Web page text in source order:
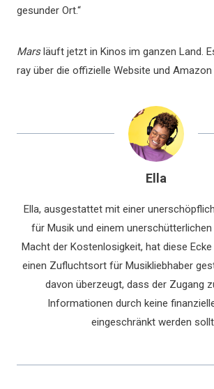
gesunder Ort.“
Marsläuft jetzt in Kinos im ganzen Land.
ray über die offizielle Website und Amazon
Ella
Ella, ausgestattet mit einer
für Musik und einem unerschütterlichen
Macht der Kostenlosigkeit, hat diese
einen Zufluchtsort für Musikliebhaber
davon überzeugt, dass der Zugang
Informationen durch keine
eingeschränkt werden